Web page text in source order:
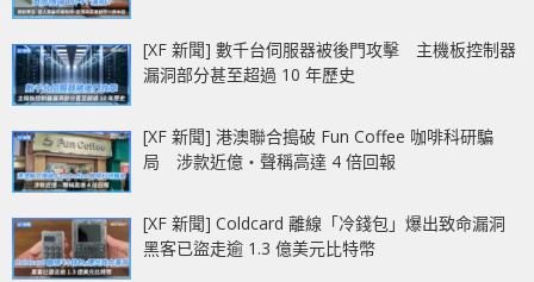
[XF 新聞] 數千台伺服器被後門攻擊 主機板控制器
漏洞部分甚至超過 10 年歷史
[XF 新聞] 港澳聯合搗破 Fun Coffee 咖啡科研騙
局 涉款近億‧聲稱高達 4 倍回報
[XF 新聞] Coldcard 離線「冷錢包」爆出致命漏洞
黑客已盜走逾 1.3 億美元比特幣